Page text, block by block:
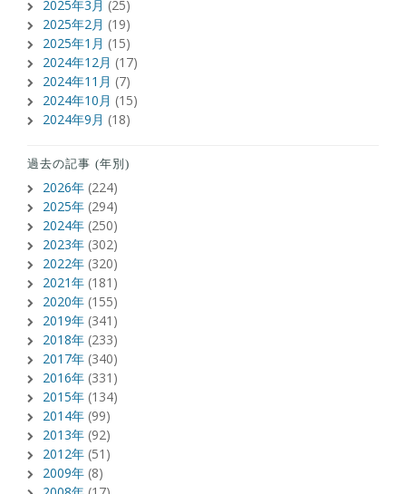
2025年3月 (25)
2025年2月 (19)
2025年1月 (15)
2024年12月 (17)
2024年11月 (7)
2024年10月 (15)
2024年9月 (18)
過去の記事 (年別)
2026年 (224)
2025年 (294)
2024年 (250)
2023年 (302)
2022年 (320)
2021年 (181)
2020年 (155)
2019年 (341)
2018年 (233)
2017年 (340)
2016年 (331)
2015年 (134)
2014年 (99)
2013年 (92)
2012年 (51)
2009年 (8)